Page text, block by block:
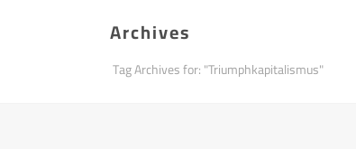
Archives
Tag Archives for: "Triumphkapitalismus"